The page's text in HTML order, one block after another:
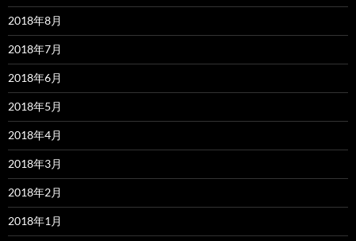
2018年8月
2018年7月
2018年6月
2018年5月
2018年4月
2018年3月
2018年2月
2018年1月